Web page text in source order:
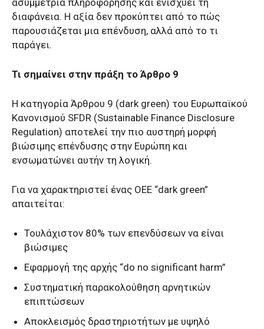
ασυμμετρία πληροφόρησης και ενισχύει τη
διαφάνεια. Η αξία δεν προκύπτει από το πώς
παρουσιάζεται μια επένδυση, αλλά από το τι
παράγει.
Τι σημαίνει στην πράξη το Άρθρο 9
Η κατηγορία Άρθρου 9 (dark green) του Ευρωπαϊκού
Κανονισμού SFDR (Sustainable Finance Disclosure
Regulation) αποτελεί την πιο αυστηρή μορφή
βιώσιμης επένδυσης στην Ευρώπη και
ενσωματώνει αυτήν τη λογική.
Για να χαρακτηριστεί ένας ΟΕΕ “dark green”
απαιτείται:
Τουλάχιστον 80% των επενδύσεων να είναι
βιώσιμες
Εφαρμογή της αρχής “do no significant harm”
Συστηματική παρακολούθηση αρνητικών
επιπτώσεων
Αποκλεισμός δραστηριοτήτων με υψηλό